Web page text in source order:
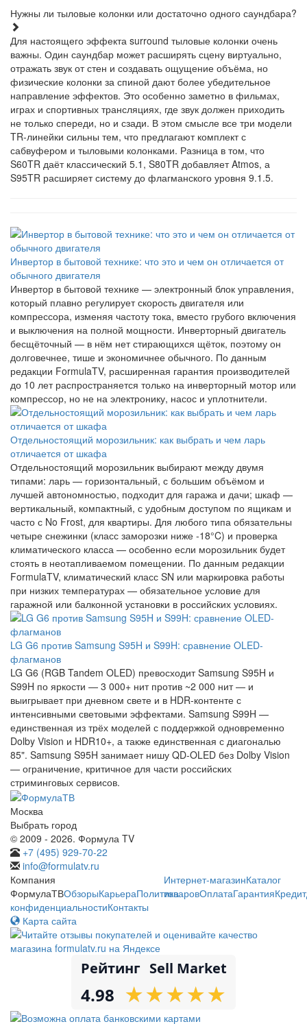
Нужны ли тыловые колонки или достаточно одного саундбара?
Для настоящего эффекта surround тыловые колонки очень
важны. Один саундбар может расширять сцену виртуально,
отражать звук от стен и создавать ощущение объёма, но
физические колонки за спиной дают более убедительное
направление эффектов. Это особенно заметно в фильмах,
играх и спортивных трансляциях, где звук должен приходить
не только спереди, но и сзади. В этом смысле все три модели
TR-линейки сильны тем, что предлагают комплект с
сабвуфером и тыловыми колонками. Разница в том, что
S60TR даёт классический 5.1, S80TR добавляет Atmos, а
S95TR расширяет систему до флагманского уровня 9.1.5.
Инвертор в бытовой технике: что это и чем он отличается от
обычного двигателя
Инвертор в бытовой технике — электронный блок управления,
который плавно регулирует скорость двигателя или
компрессора, изменяя частоту тока, вместо грубого включения
и выключения на полной мощности. Инверторный двигатель
бесщёточный — в нём нет стирающихся щёток, поэтому он
долговечнее, тише и экономичнее обычного. По данным
редакции FormulaTV, расширенная гарантия производителей
до 10 лет распространяется только на инверторный мотор или
компрессор, но не на электронику, насос и уплотнители.
Отдельностоящий морозильник: как выбрать и чем ларь
отличается от шкафа
Отдельностоящий морозильник выбирают между двумя
типами: ларь — горизонтальный, с большим объёмом и
лучшей автономностью, подходит для гаража и дачи; шкаф —
вертикальный, компактный, с удобным доступом по ящикам и
часто с No Frost, для квартиры. Для любого типа обязательны
четыре снежинки (класс заморозки ниже -18°C) и проверка
климатического класса — особенно если морозильник будет
стоять в неотапливаемом помещении. По данным редакции
FormulaTV, климатический класс SN или маркировка работы
при низких температурах — обязательное условие для
гаражной или балконной установки в российских условиях.
LG G6 против Samsung S95H и S99H: сравнение OLED-
флагманов
LG G6 (RGB Tandem OLED) превосходит Samsung S95H и
S99H по яркости — 3 000+ нит против ~2 000 нит — и
выигрывает при дневном свете и в HDR-контенте с
интенсивными световыми эффектами. Samsung S99H —
единственная из трёх моделей с поддержкой одновременно
Dolby Vision и HDR10+, а также единственная с диагональю
85". Samsung S95H занимает нишу QD-OLED без Dolby Vision
— ограничение, критичное для части российских
стриминговых сервисов.
Москва
Выбрать город
© 2009 - 2026. Формула TV
+7 (495) 929-70-22
info@formulatv.ru
Компания
ФормулаТВОбзорыКарьераПолитика
конфиденциальностиКонтакты
Интернет-магазинКаталог
товаровОплатаГарантияКредит
Карта сайта
Рейтинг Sell Market
4.98 ★
★★
★★
★★
★★
★